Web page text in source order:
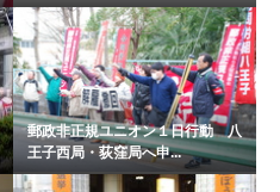
郵政非正規ユニオン１日行動 八
王子西局・荻窪局へ申...